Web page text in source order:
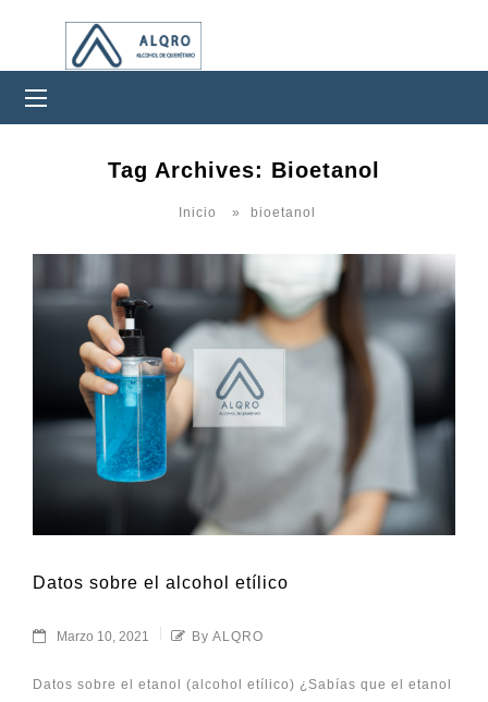
Tag Archives: Bioetanol
Inicio » bioetanol
Datos sobre el alcohol etílico
Marzo 10, 2021 By ALQRO
Datos sobre el etanol (alcohol etílico) ¿Sabías que el etanol